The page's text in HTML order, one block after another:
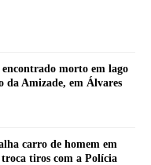
encontrado morto em lago
da Amizade, em Álvares
carro de homem em
tiros com a Polícia